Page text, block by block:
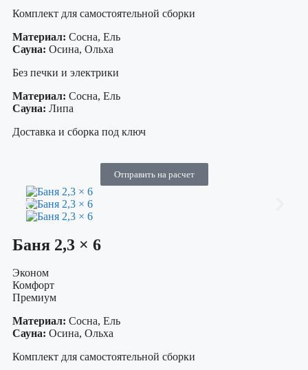
Комплект для самостоятельной сборки
Материал: Сосна, Ель
Сауна: Осина, Ольха
Без печки и электрики
Материал: Сосна, Ель
Сауна: Липа
Доставка и сборка под ключ
Отправить на расчет
Баня 2,3 × 6
Эконом
Комфорт
Премиум
Материал: Сосна, Ель
Сауна: Осина, Ольха
Комплект для самостоятельной сборки